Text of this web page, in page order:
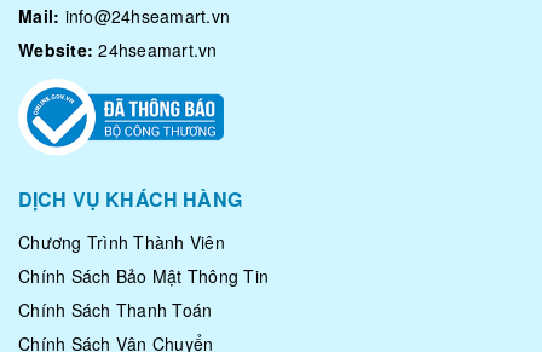
Mail: info@24hseamart.vn
Website: 24hseamart.vn
DỊCH VỤ KHÁCH HÀNG
Chương Trình Thành Viên
Chính Sách Bảo Mật Thông Tin
Chính Sách Thanh Toán
Chính Sách Vận Chuyển